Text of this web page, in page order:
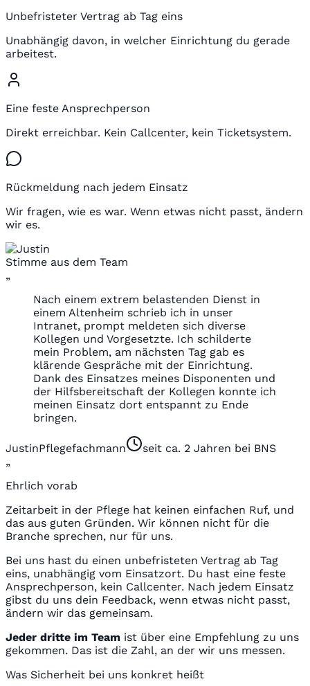
Unbefristeter Vertrag ab Tag eins
Unabhängig davon, in welcher Einrichtung du gerade
arbeitest.
Eine feste Ansprechperson
Direkt erreichbar. Kein Callcenter, kein Ticketsystem.
Rückmeldung nach jedem Einsatz
Wir fragen, wie es war. Wenn etwas nicht passt, ändern
wir es.
Stimme aus dem Team
„
Nach einem extrem belastenden Dienst in
einem Altenheim schrieb ich in unser
Intranet, prompt meldeten sich diverse
Kollegen und Vorgesetzte. Ich schilderte
mein Problem, am nächsten Tag gab es
klärende Gespräche mit der Einrichtung.
Dank des Einsatzes meines Disponenten und
der Hilfsbereitschaft der Kollegen konnte ich
meinen Einsatz dort entspannt zu Ende
bringen.
JustinPflegefachmann
seit ca. 2 Jahren bei BNS
„
Ehrlich vorab
Zeitarbeit in der Pflege hat keinen einfachen Ruf, und
das aus guten Gründen. Wir können nicht für die
Branche sprechen, nur für uns.
Bei uns hast du einen unbefristeten Vertrag ab Tag
eins, unabhängig vom Einsatzort. Du hast eine feste
Ansprechperson, kein Callcenter. Nach jedem Einsatz
gibst du uns dein Feedback, wenn etwas nicht passt,
ändern wir das gemeinsam.
Jeder dritte im Team ist über eine Empfehlung zu uns
gekommen. Das ist die Zahl, an der wir uns messen.
Was Sicherheit bei uns konkret heißt